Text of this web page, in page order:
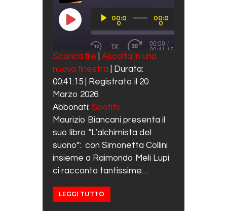
PLAY EPISODE
Audio
Player00:0
0
00:0
0
REWIND 10 SECONDS
1X
FAST FORWARD 30
00:00 /
00:41:15
SUBSCRIBE SHARE
Spotify
RSS FEED
SHARE
LINK
EMBED
Scarica file
Ascolta in una
nuova finestra
Durata:
00:41:15
Registrato il 20
Marzo 2026
Abbonati: Spotify
Maurizio Biancani presenta il
suo libro “L’alchimista del
suono”: con Simonetta Collini
insieme a Raimondo Meli Lupi
ci racconta tantissime…
LEGGI TUTTO